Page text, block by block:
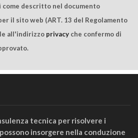
descritto nel documento
il sito web (ART. 13 del Regolamento
all'indirizzo privacy che confermo di
tecnica per risolvere i
insorgere nella conduzione